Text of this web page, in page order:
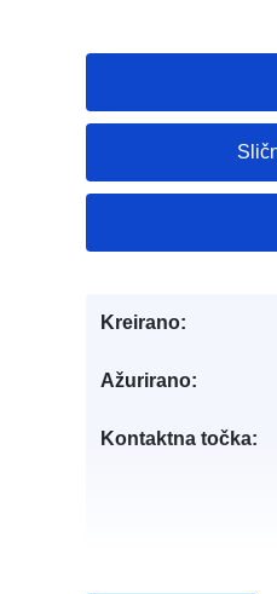
Kreirano:
Ažurirano:
Kontaktna točka: